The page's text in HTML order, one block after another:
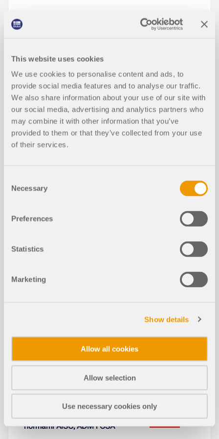
This website uses cookies
We use cookies to personalise content and ads, to
provide social media features and to analyse our traffic.
We also share information about your use of our site with
our social media, advertising and analytics partners who
may combine it with other information that you’ve
provided to them or that they’ve collected from your use
of their services.
Selection
Necessary
Preferences
Statistics
Marketing
Show details
Allow all cookies
Allow selection
Use necessary cookies only
odpowiedź aerodynamiczną napięty
NOWY
zlokalizowane na obszarach miejskich lub w gęstej
przeszkody. Otaczające konstrukcje mogą
aerodynamicznych i odkształceń konstrukcji.
Przeczytaj więcej
Optymalizacja przekroju w stanie gr
NOWY
Analiza parametryczna za pomocą D
Projektowanie powierzchni zgodnie z
normami AISC, ADM i CSA